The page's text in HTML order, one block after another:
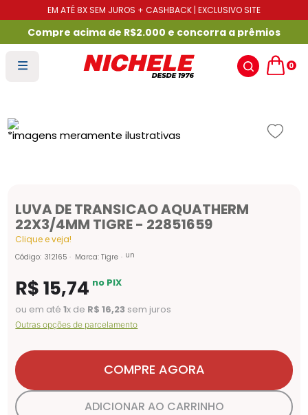
EM ATÉ 8X SEM JUROS + CASHBACK | EXCLUSIVO SITE
Compre acima de R$2.000 e concorra a prêmios
0
LUVA DE TRANSICAO AQUATHERM
22X3/4MM TIGRE - 22851659
Clique e veja!
Código: 312165 Marca:Tigre un
R$15,74 no PIX
ou em até1x de R$ 16,23 sem juros
Outras opções de parcelamento
COMPRE AGORA
ADICIONAR AO CARRINHO